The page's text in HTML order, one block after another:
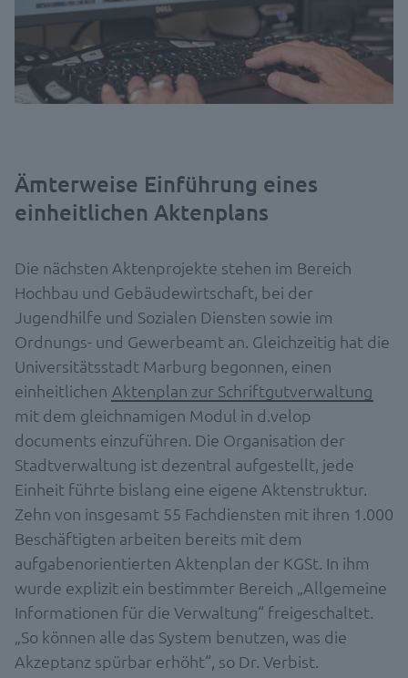
Ämterweise Einführung eines
einheitlichen Aktenplans
Die nächsten Aktenprojekte stehen im Bereich
Hochbau und Gebäudewirtschaft, bei der
Jugendhilfe und Sozialen Diensten sowie im
Ordnungs- und Gewerbeamt an. Gleichzeitig hat die
Universitätsstadt Marburg begonnen, einen
einheitlichen Aktenplan zur Schriftgutverwaltung
mit dem gleichnamigen Modul in d.velop
documents einzuführen. Die Organisation der
Stadtverwaltung ist dezentral aufgestellt, jede
Einheit führte bislang eine eigene Aktenstruktur.
Zehn von insgesamt 55 Fachdiensten mit ihren 1.000
Beschäftigten arbeiten bereits mit dem
aufgabenorientierten Aktenplan der KGSt. In ihm
wurde explizit ein bestimmter Bereich „Allgemeine
Informationen für die Verwaltung“ freigeschaltet.
„So können alle das System benutzen, was die
Akzeptanz spürbar erhöht“, so Dr. Verbist.